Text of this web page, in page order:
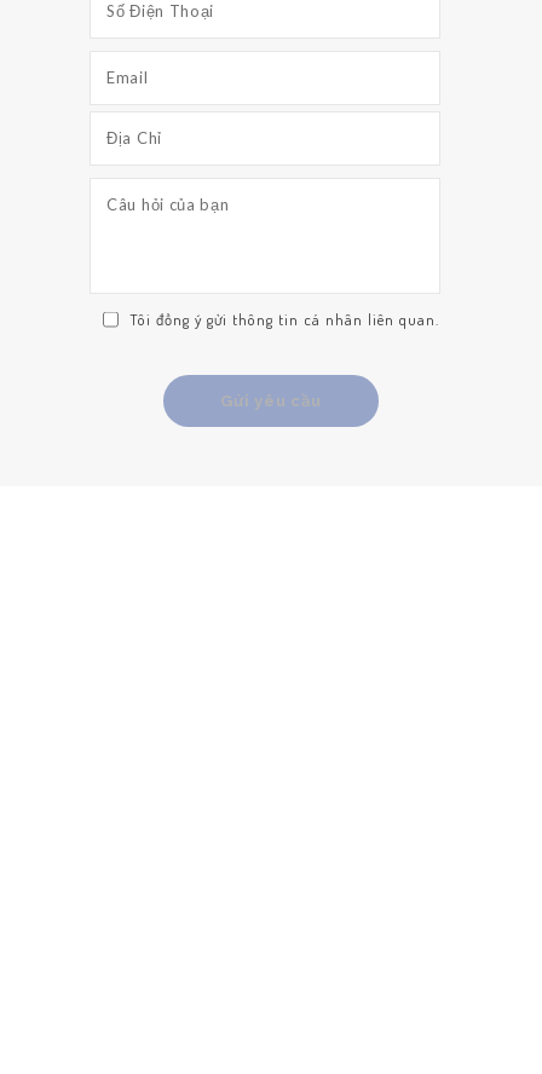
TRANG CHỦ
Tôi đồng ý gửi thông tin cá nhân liên quan.